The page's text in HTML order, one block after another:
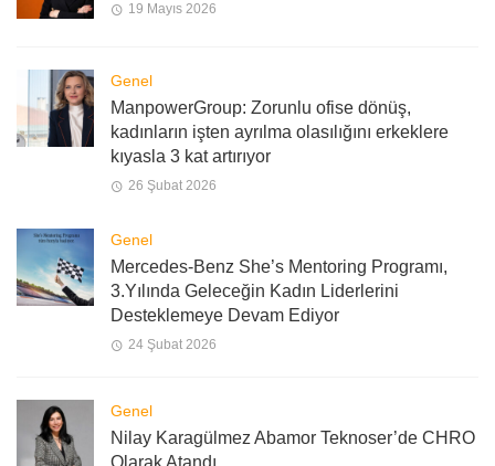
19 Mayıs 2026
Genel
ManpowerGroup: Zorunlu ofise dönüş,
kadınların işten ayrılma olasılığını erkeklere
kıyasla 3 kat artırıyor
26 Şubat 2026
Genel
Mercedes-Benz She’s Mentoring Programı,
3.Yılında Geleceğin Kadın Liderlerini
Desteklemeye Devam Ediyor
24 Şubat 2026
Genel
Nilay Karagülmez Abamor Teknoser’de CHRO